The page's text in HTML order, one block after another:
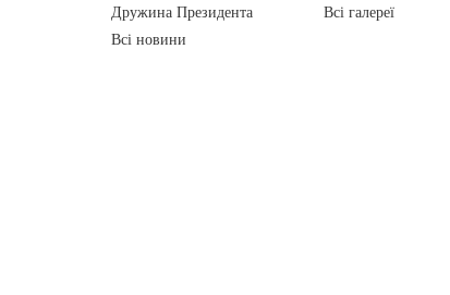
Дружина Президента
Всі новини
Всі галереї